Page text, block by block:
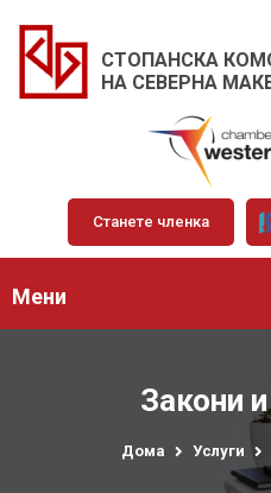
СТОПАНСКА
НА СЕВЕРНА
Станете членка
Мени
Закони
Дома Услуги